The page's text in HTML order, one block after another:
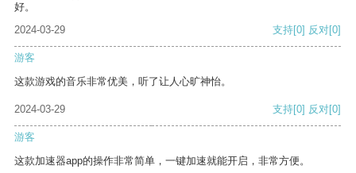
好。
2024-03-29
支持[0] 反对[0]
游客
这款游戏的音乐非常优美，听了让人心旷神怡。
2024-03-29 支持[0] 反对[0]
游客
这款加速器app的操作非常简单，一键加速就能开启，非常方便。